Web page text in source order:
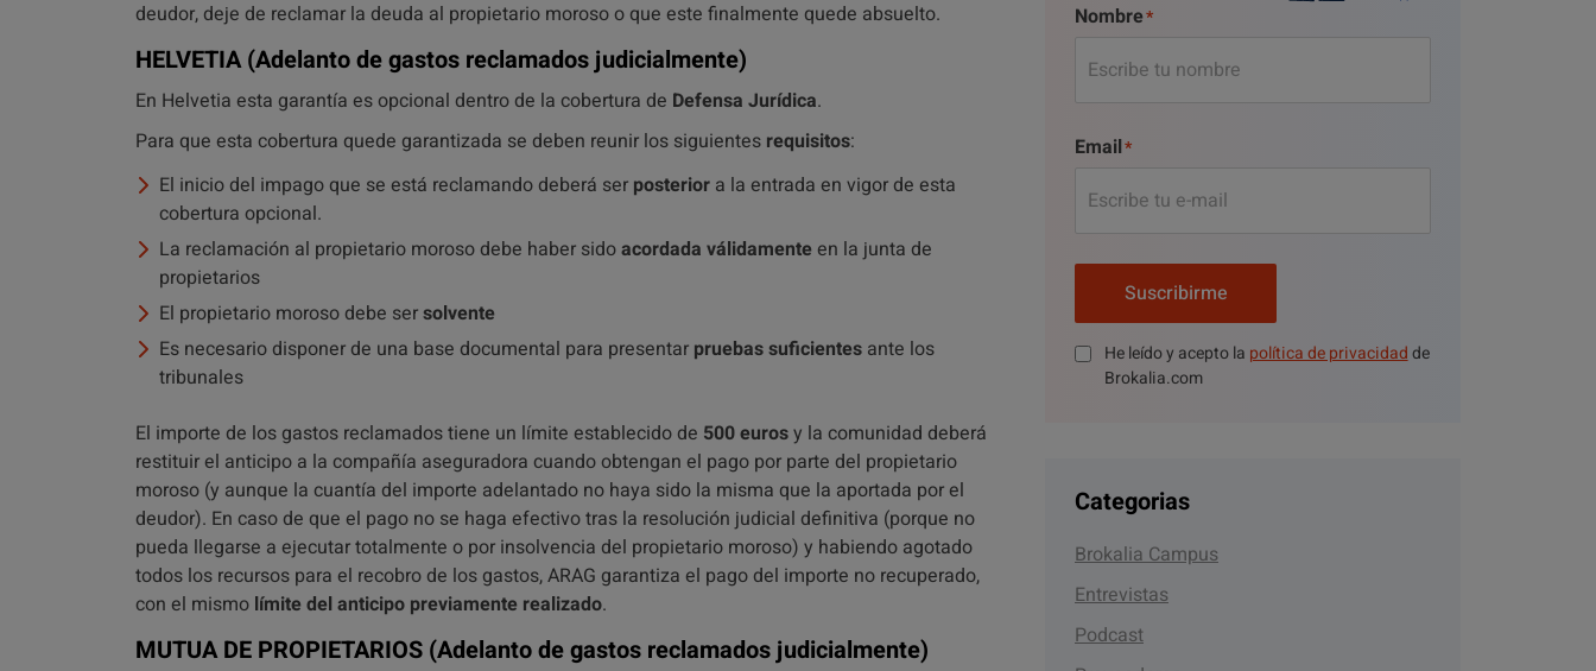
deudor, deje de reclamar la deuda al propietario moroso o que este finalmente quede absuelto.
HELVETIA(Adelanto de gastos reclamados judicialmente)
En Helvetia esta garantía es opcional dentro de la cobertura de Defensa Jurídica.
Para que esta cobertura quede garantizada se deben reunir los siguientes requisitos:
El inicio del impago que se está reclamando deberá ser posterior a la entrada en vigor de esta
cobertura opcional.
La reclamación al propietario moroso debe haber sidoacordada válidamente en la junta de
propietarios
El propietario moroso debe sersolvente
Es necesario disponer de una base documental para presentar pruebas suficientes ante los
tribunales
El importe de los gastos reclamados tiene un límite establecido de 500 eurosy la comunidad deberá
restituir el anticipo a la compañía aseguradora cuando obtengan el pago por parte del propietario
moroso (y aunque la cuantía del importe adelantado no haya sido la misma que la aportada por el
deudor). En caso de que el pago no se haga efectivo tras la resolución judicial definitiva (porque no
pueda llegarse a ejecutar totalmente o por insolvencia del propietario moroso) y habiendo agotado
todos los recursos para el recobro de los gastos, ARAG garantiza el pago del importe no recuperado,
con el mismo límite del anticipo previamente realizado.
MUTUA DE PROPIETARIOS (Adelanto de gastos reclamados judicialmente)
Nombre
Email
Suscribirme
He leído y acepto la política de privacidadde
Brokalia.com
Categorias
Brokalia Campus
Entrevistas
Podcast